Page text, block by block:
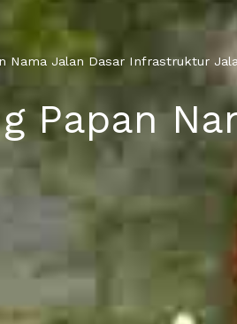
Nama Jalan Dasar Infrastruktur
Papan